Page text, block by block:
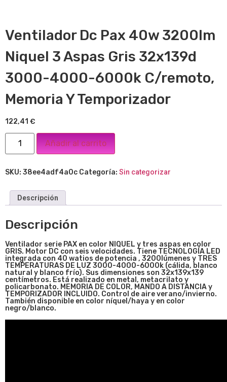
Ventilador Dc Pax 40w 3200lm
Niquel 3 Aspas Gris 32x139d
3000-4000-6000k C/remoto,
Memoria Y Temporizador
122,41 €
Añadir al carrito
SKU: 38ee4adf4a0c Categoría: Sin categorizar
Descripción
Descripción
Ventilador serie PAX en color NIQUEL y tres aspas en color
GRIS. Motor DC con seis velocidades. Tiene TECNOLOGÍA LED
integrada con 40 watios de potencia , 3200lúmenes y TRES
TEMPERATURAS DE LUZ 3000-4000-6000k (cálida, blanco
natural y blanco frío). Sus dimensiones son 32x139x139
centímetros. Está realizado en metal, metacrilato y
policarbonato. MEMORIA DE COLOR, MANDO A DISTANCIA y
TEMPORIZADOR INCLUIDO. Control de aire verano/invierno.
También disponible en color níquel/haya y en color
negro/blanco.